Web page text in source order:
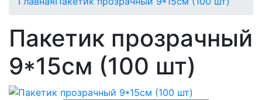
Пакетик прозрачный
9*15см (100 шт)